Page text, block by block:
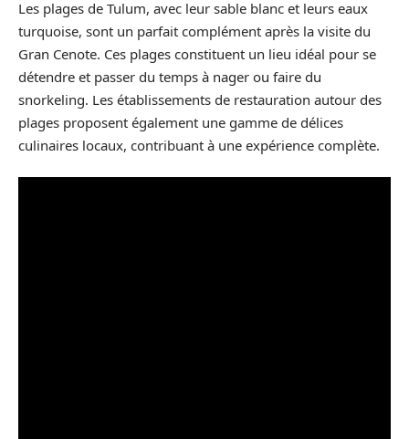
Les plages de Tulum, avec leur sable blanc et leurs eaux
turquoise, sont un parfait complément après la visite du
Gran Cenote. Ces plages constituent un lieu idéal pour se
détendre et passer du temps à nager ou faire du
snorkeling. Les établissements de restauration autour des
plages proposent également une gamme de délices
culinaires locaux, contribuant à une expérience complète.